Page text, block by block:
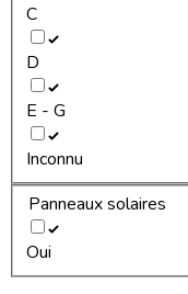
C
D
E - G
Inconnu
Panneaux solaires
Oui